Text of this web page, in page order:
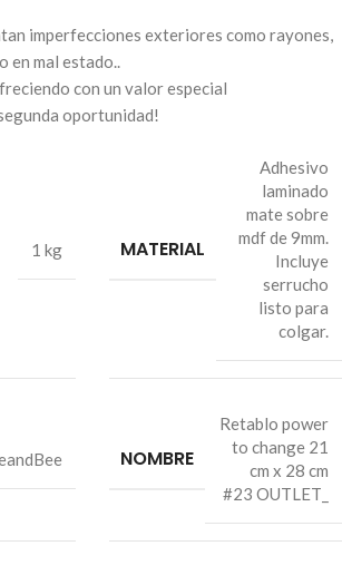
imperfecciones exteriores como rayones,
en mal estado..
con un valor especial
oportunidad!
1 kg MATERIAL
Adhesivo
laminado
mate sobre
mdf de 9mm.
Incluye
serrucho
listo para
colgar.
NOMBRE
Retablo power
to change 21
cm x 28 cm
#23 OUTLET_